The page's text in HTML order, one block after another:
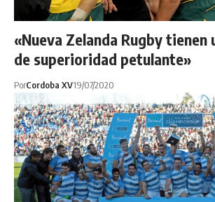
«Nueva Zelanda Rugby tienen
de superioridad petulante»
PorCordoba XV19/07/2020